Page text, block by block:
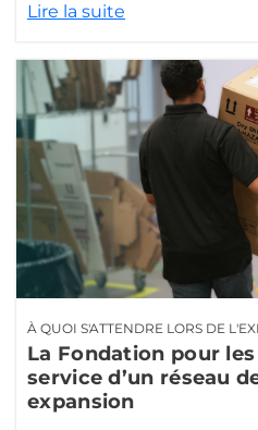
Lire la suite
À QUOI S'ATTENDRE LORS DE
La Fondation pour
service d’un réseau
expansion